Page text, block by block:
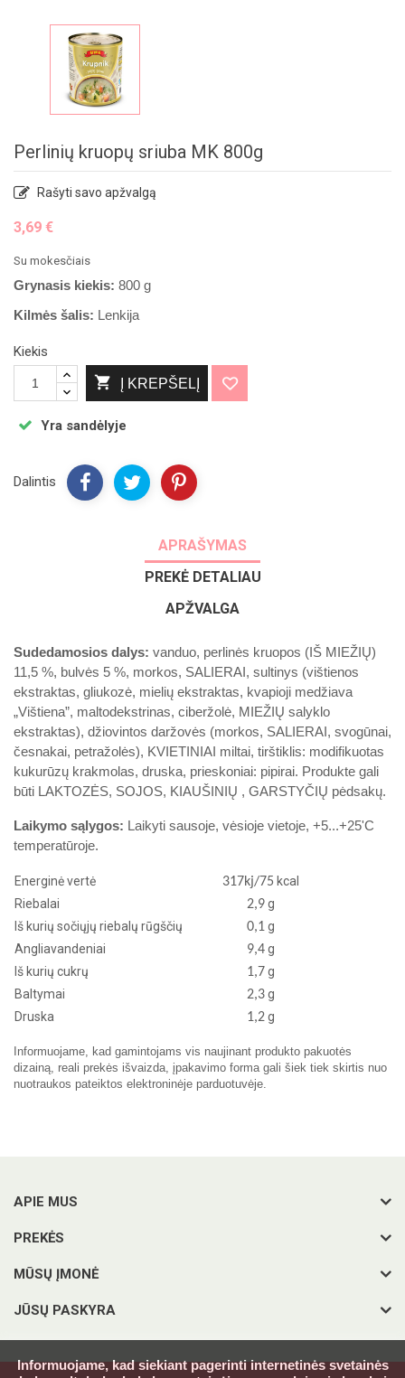
Perlinių kruopų sriuba MK 800g
Rašyti savo apžvalgą
3,69 €
Su mokesčiais
Grynasis kiekis: 800 g
Kilmės šalis: Lenkija
Kiekis
 Į KREPŠELĮ
Yra sandėlyje
Dalintis
APRAŠYMAS
PREKĖ DETALIAU
APŽVALGA
Sudedamosios dalys: vanduo, perlinės kruopos (IŠ MIEŽIŲ)
11,5 %, bulvės 5 %, morkos, SALIERAI, sultinys (vištienos
ekstraktas, gliukozė, mielių ekstraktas, kvapioji medžiava
„Vištiena”, maltodekstrinas, ciberžolė, MIEŽIŲ salyklo
ekstraktas), džiovintos daržovės (morkos, SALIERAI, svogūnai,
česnakai, petražolės), KVIETINIAI miltai, tirštiklis: modifikuotas
kukurūzų krakmolas, druska, prieskoniai: pipirai. Produkte gali
būti LAKTOZĖS, SOJOS, KIAUŠINIŲ , GARSTYČIŲ pėdsakų.
Laikymo sąlygos: Laikyti sausoje, vėsioje vietoje, +5...+25'C
temperatūroje.
Energinė vertė 317kj/75 kcal
Riebalai
2,9g
Iš kurių sočiųjų riebalų rūgščių
0,1g
Angliavandeniai
9,4g
Iš kurių cukrų
1,7g
Baltymai
2,3g
Druska
1,2g
Informuojame, kad gamintojams vis naujinant produkto pakuotės
dizainą, reali prekės išvaizda, įpakavimo forma gali šiek tiek skirtis nuo
nuotraukos pateiktos elektroninėje parduotuvėje.
APIE MUS
PREKĖS
MŪSŲ ĮMONĖ
JŪSŲ PASKYRA
Informuojame, kad siekiant pagerinti internetinės svetainės